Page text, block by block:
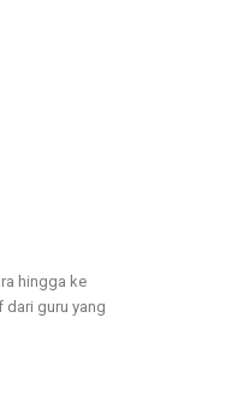
hingga ke
dari guru yang